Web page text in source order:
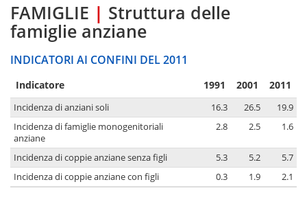
FAMIGLIE | Struttura delle
famiglie anziane
INDICATORI AI CONFINI DEL 2011
Indicatore 1991 2001 2011
Incidenza di anziani soli 16.3 26.5
19.9
Incidenza di famiglie monogenitoriali
anziane
2.8 2.5 1.6
Incidenza di coppie anziane senza figli 5.3 5.2
5.7
Incidenza di coppie anziane con figli
0.3 1.9 2.1